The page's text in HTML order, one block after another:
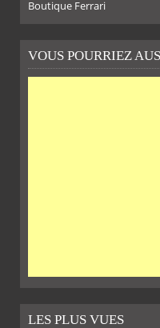
Boutique Ferrari
VOUS POURRIEZ
LES PLUS VUES